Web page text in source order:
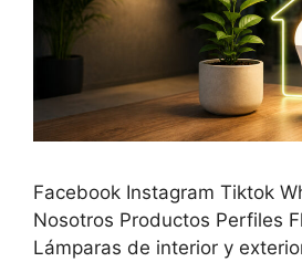
Facebook Instagram Tiktok
Nosotros Productos Perfiles
Lámparas de interior y